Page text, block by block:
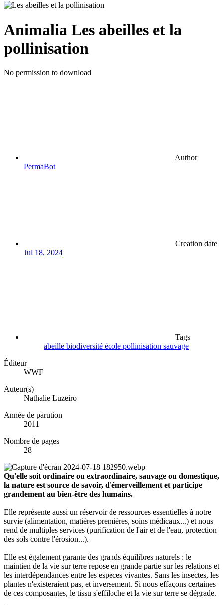
Animalia Les abeilles et la
pollinisation
No permission to download
Author
PermaBot
Creation date
Jul 18, 2024
Tags
abeille biodiversité école pollinisation sauvage
Éditeur
WWF
Auteur(s)
Nathalie Luzeiro
Année de parution
2011
Nombre de pages
28
Qu'elle soit ordinaire ou extraordinaire, sauvage ou domestique,
la nature est source de savoir, d'émerveillement et participe
grandement au bien-être des humains.
Elle représente aussi un réservoir de ressources essentielles à notre
survie (alimentation, matières premières, soins médicaux...) et nous
rend de multiples services (purification de l'air et de l'eau, protection
des sols contre l'érosion...).
Elle est également garante des grands équilibres naturels : le
maintien de la vie sur terre repose en grande partie sur les relations et
les interdépendances entre les espèces vivantes. Sans les insectes, les
plantes n'existeraient pas, et inversement. Si nous effaçons certaines
de ces composantes, le tissu s'effiloche et la vie sur terre se dégrade.